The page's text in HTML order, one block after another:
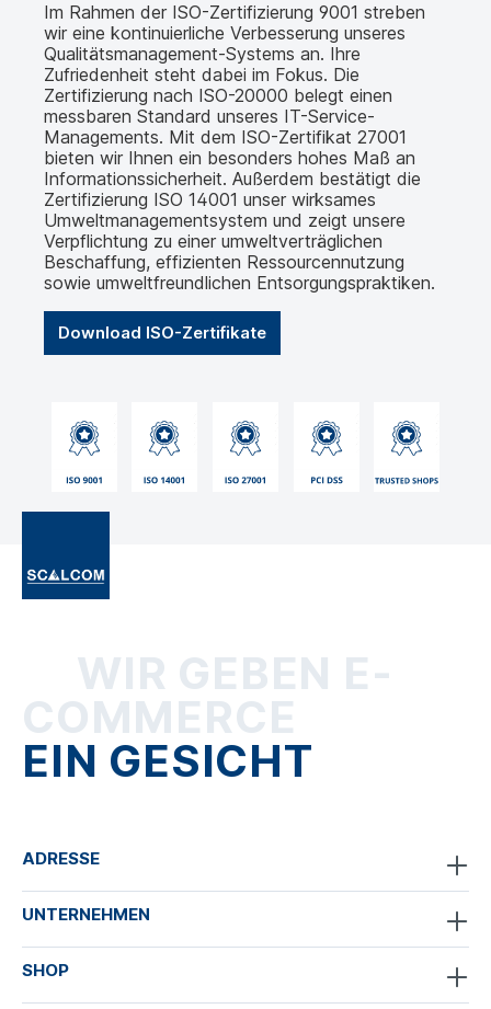
Im Rahmen der ISO-Zertifizierung 9001 streben
wir eine kontinuierliche Verbesserung unseres
Qualitätsmanagement-Systems an. Ihre
Zufriedenheit steht dabei im Fokus. Die
Zertifizierung nach ISO-20000 belegt einen
messbaren Standard unseres IT-Service-
Managements. Mit dem ISO-Zertifikat 27001
bieten wir Ihnen ein besonders hohes Maß an
Informationssicherheit. Außerdem bestätigt die
Zertifizierung ISO 14001 unser wirksames
Umweltmanagementsystem und zeigt unsere
Verpflichtung zu einer umweltverträglichen
Beschaffung, effizienten Ressourcennutzung
sowie umweltfreundlichen Entsorgungspraktiken.
Download ISO-Zertifikate
WIR GEBEN E-
COMMERCE
EIN GESICHT
ADRESSE
UNTERNEHMEN
SHOP